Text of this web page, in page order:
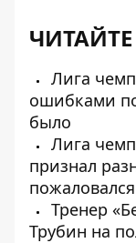
Лига
ошибками
было
Лига
признал
Тренер
Трубин на